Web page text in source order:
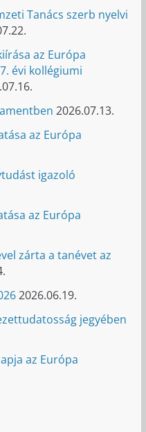
Tanács szerb nyelvi
az Európa
évi kollégiumi
2026.07.13.
az Európa
igazoló
az Európa
zárta a tanévet az
2026.06.19.
jegyében
az Európa